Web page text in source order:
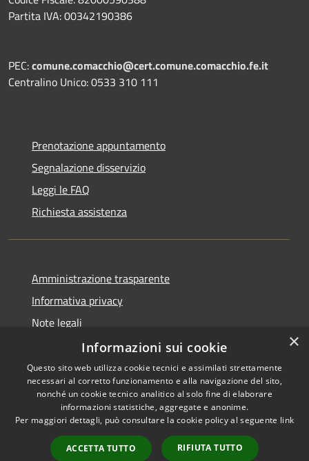
Partita IVA: 00342190386
PEC:comune.comacchio@cert.comune.comacchio.fe.it
Centralino Unico: 0533 310 111
Prenotazione appuntamento
Segnalazione disservizio
Leggi le FAQ
Richiesta assistenza
Amministrazione trasparente
Informativa privacy
Note legali
Dichiarazione di accessibilità
RSS
Accessibilità
Copyright © 2026 • Città di
Comacchio • Powered by
Municipium•
Accesso
×
Informazioni sui cookie
Questo sito web utilizza cookie tecnici e assimilati strettamente
necessari al corretto funzionamento e alla navigazione del sito,
nonché un cookie tecnico analitico al solo fine di elaborare
informazioni statistiche, aggregate e anonime.
Per maggiori dettagli, può consultare la cookie policy al seguente link
ACCETTA TUTTO RIFIUTA TUTTO